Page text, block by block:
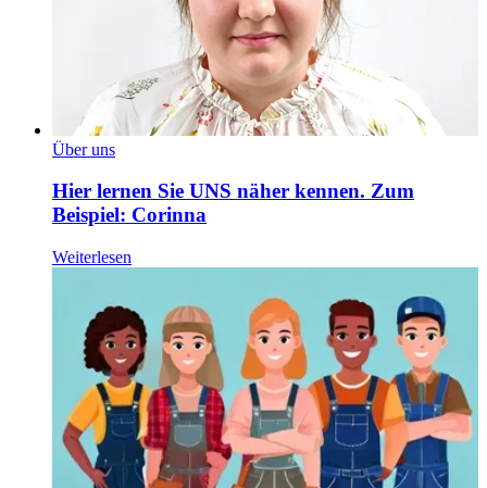
Über uns
Hier lernen Sie UNS näher kennen. Zum
Beispiel: Corinna
Weiterlesen